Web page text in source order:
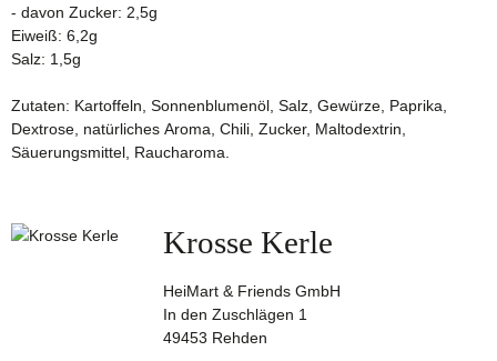
- davon Zucker: 2,5g
Eiweiß: 6,2g
Salz: 1,5g
Zutaten: Kartoffeln, Sonnenblumenöl, Salz, Gewürze, Paprika,
Dextrose, natürliches Aroma, Chili, Zucker, Maltodextrin,
Säuerungsmittel, Raucharoma.
Krosse Kerle
HeiMart & Friends GmbH
In den Zuschlägen 1
49453 Rehden